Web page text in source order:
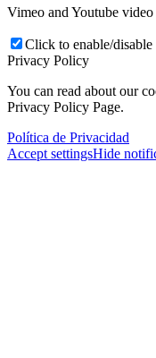
Vimeo and Youtube video
Click to enable/disable
Privacy Policy
You can read about our
Privacy Policy Page.
Política de Privacidad
Accept settingsHide